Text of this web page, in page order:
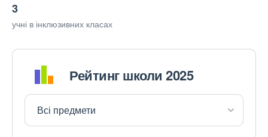
3
учні в інклюзивних класах
Рейтинг школи 2025